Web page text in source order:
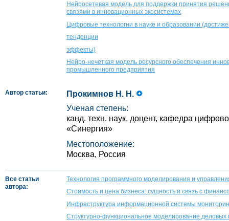
Нейросетевая модель для поддержки принятия
связями в инновационных экосистемах
Цифровые технологии в науке и образовании
тенденции
эффекты)
Нейро-нечеткая модель ресурсного обеспечения
промышленного предприятия
Автор статьи:
Прокимнов Н. Н.
Ученая степень:
канд. техн. наук, доцент, кафедра
«Синергия»
Местоположение:
Москва, Россия
Все статьи
автора:
Технология программного моделирования и
Стоимость и цена бизнеса: сущность и связь с
Инфраструктура информационной системы
Структурно-функциональное моделирование деловых